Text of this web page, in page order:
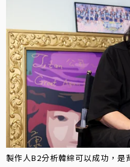
製作人B2分析韓綜可以成功，